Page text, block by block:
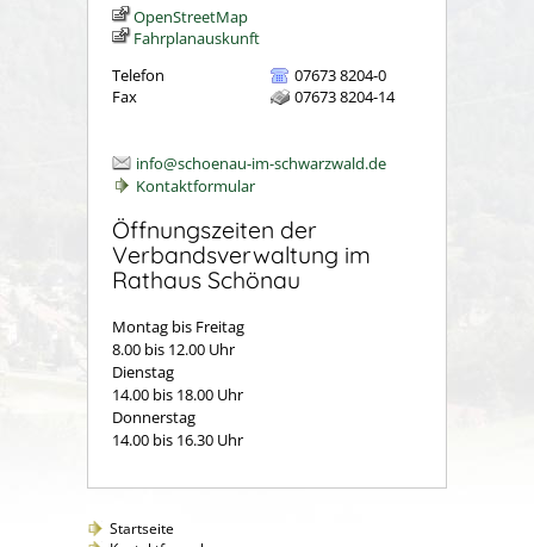
OpenStreetMap
Fahrplanauskunft
Telefon
07673 8204-0
Fax
07673 8204-14
info@schoenau-im-schwarzwald.de
Kontaktformular
Öffnungszeiten der
Verbandsverwaltung im
Rathaus Schönau
Montag bis Freitag
8.00 bis 12.00 Uhr
Dienstag
14.00 bis 18.00 Uhr
Donnerstag
14.00 bis 16.30 Uhr
Startseite